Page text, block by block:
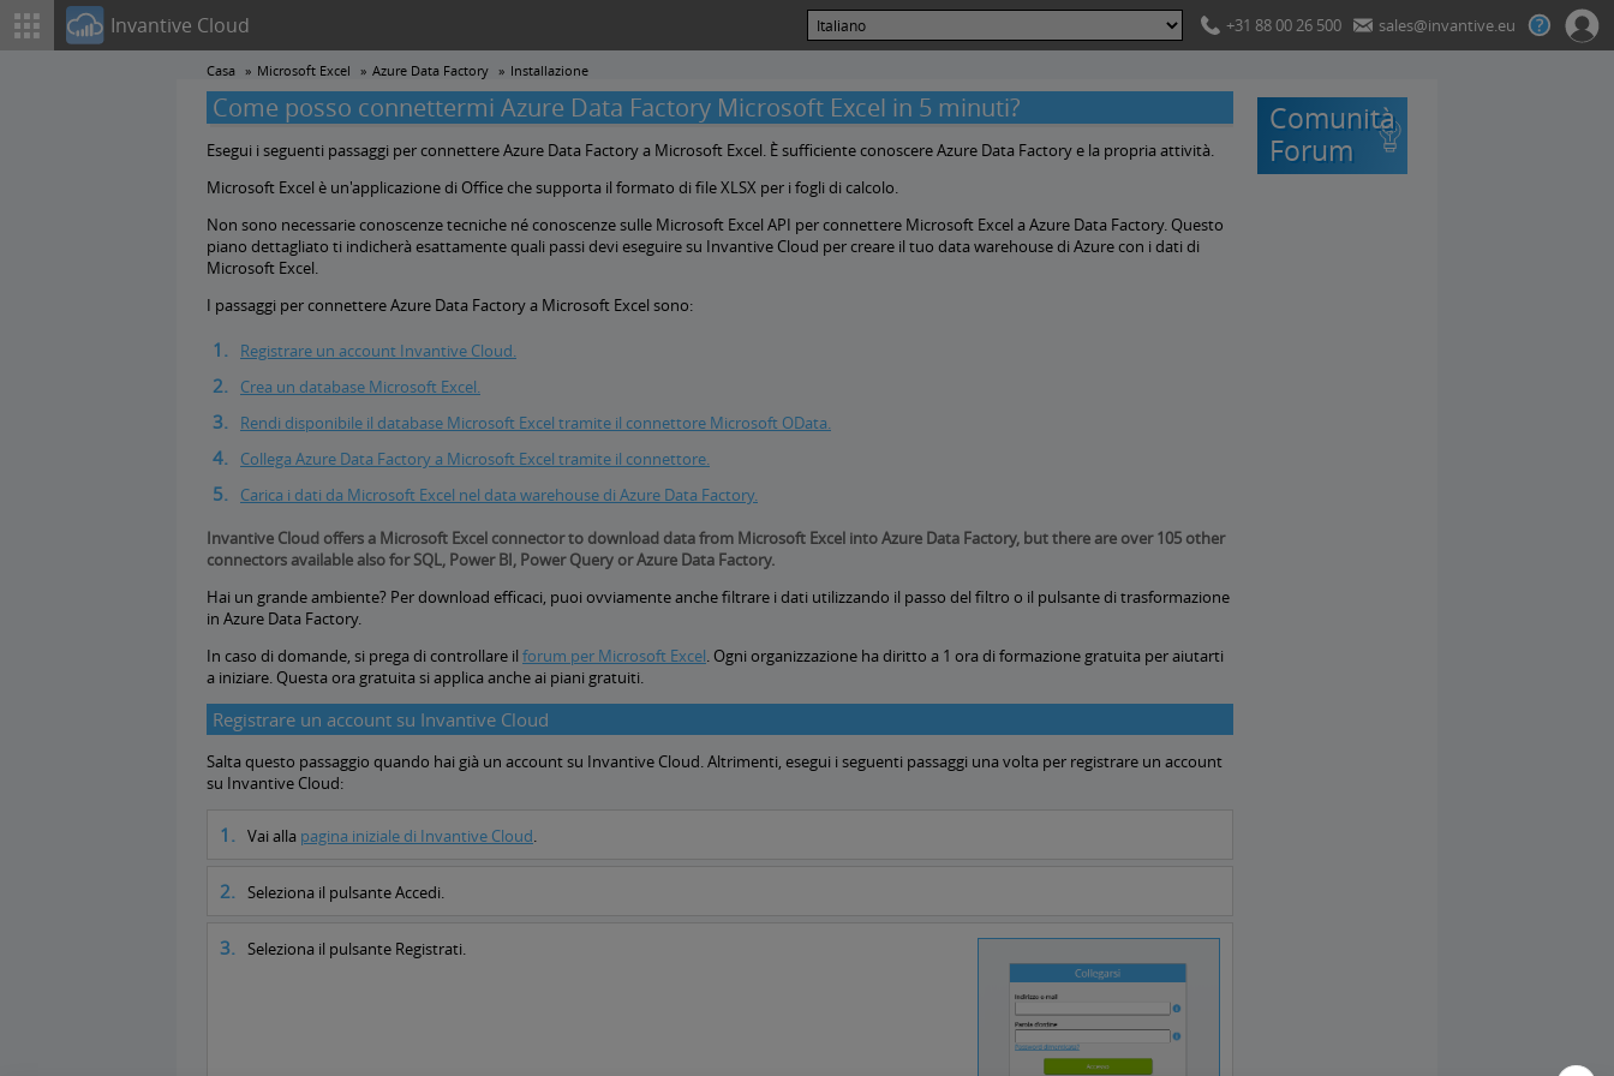
Invantive Cloud +31 88 00 26 500 sales@invantive.eu
Casa Microsoft Excel Azure Data Factory Installazione
Come posso connettermi Azure Data Factory Microsoft Excel in 5 minuti?
Esegui i seguenti passaggi per connettere Azure Data Factory a Microsoft Excel. È sufficiente conoscere Azure Data Factory e la propria attività.
Microsoft Excel è un'applicazione di Office che supporta il formato di file XLSX per i fogli di calcolo.
Non sono necessarie conoscenze tecniche né conoscenze sulle Microsoft Excel API per connettere Microsoft Excel a Azure Data Factory. Questo
piano dettagliato ti indicherà esattamente quali passi devi eseguire su Invantive Cloud per creare il tuo data warehouse di Azure con i dati di
Microsoft Excel.
I passaggi per connettere Azure Data Factory a Microsoft Excel sono:
Registrare un account Invantive Cloud.
Crea un database Microsoft Excel.
Rendi disponibile il database Microsoft Excel tramite il connettore Microsoft OData.
Collega Azure Data Factory a Microsoft Excel tramite il connettore.
Carica i dati da Microsoft Excel nel data warehouse di Azure Data Factory.
Invantive Cloud offers a Microsoft Excel connector to download data from Microsoft Excel into Azure Data Factory, but there are over 105 other
connectors available also for SQL, Power BI, Power Query or Azure Data Factory.
Hai un grande ambiente? Per download efficaci, puoi ovviamente anche filtrare i dati utilizzando il passo del filtro o il pulsante di trasformazione
in Azure Data Factory.
In caso di domande, si prega di controllare il forum per Microsoft Excel. Ogni organizzazione ha diritto a 1 ora di formazione gratuita per aiutarti
a iniziare. Questa ora gratuita si applica anche ai piani gratuiti.
Registrare un account su Invantive Cloud
Salta questo passaggio quando hai già un account su Invantive Cloud. Altrimenti, esegui i seguenti passaggi una volta per registrare un account
su Invantive Cloud:
Vai alla pagina iniziale di Invantive Cloud.
Seleziona il pulsante Accedi.
Seleziona il pulsante Registrati.
Comunità
Forum